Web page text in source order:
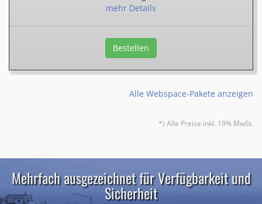
mehr Details
Bestellen
Alle Webspace-Pakete anzeigen
*) Alle Preise inkl. 19% MwSt.
Mehrfach ausgezeichnet für Verfügbarkeit und
Sicherheit